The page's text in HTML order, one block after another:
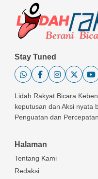
Stay Tuned
Lidah Rakyat Bicara
keputusan dan Aksi nyata
Penguatan dan
Halaman
Tentang Kami
Redaksi